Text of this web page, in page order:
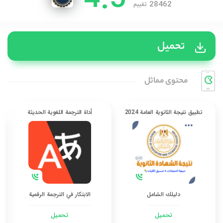
28462 تقييم
تحميل
محتوی مماثل
تطبيق نتيجة الثانوية العامة 2024
دليلك الشامل
تحميل
أداة الترجمة اللغوية الحديثة
الابتكار في الترجمة الرقمية
تحميل